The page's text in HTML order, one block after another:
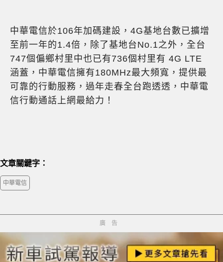
中華電信於106年加碼建設，4G基地台數已擴增
至前一年的1.4倍，除了基地台No.1之外，全台
747個偏鄉村里中也已有736個村里有 4G LTE
涵蓋，中華電信擁有180MHz最大頻寬，提供最
可靠的行動服務，過年走春全台跑透透，中華電
信行動通話上網最給力！
文章關鍵字：
中華電信
廣告